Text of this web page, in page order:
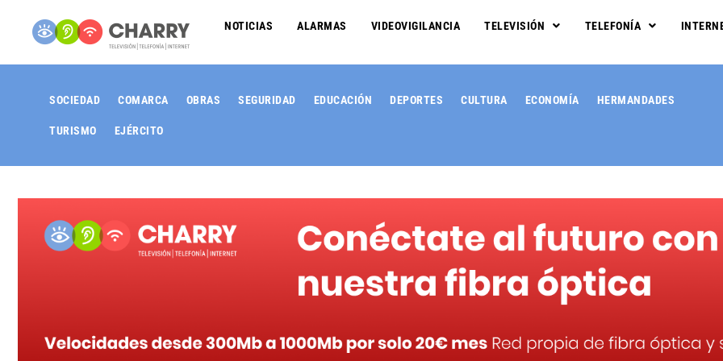
NOTICIAS ALARMAS VIDEOVIGILANCIA TELEVISIÓN TELEFONÍA
SOCIEDAD COMARCA OBRAS SEGURIDAD EDUCACIÓN DEPORTES CULTURA ECONOMÍA HERMANDADES
TURISMO EJÉRCITO